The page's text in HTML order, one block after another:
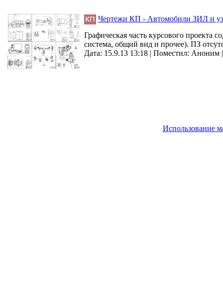
Чертежи КП - Автомобили ЗИЛ и
Графическая часть курсового проекта
система, общий вид и прочее). ПЗ
Дата: 15.9.13 13:18 | Поместил: Аноним
Использование